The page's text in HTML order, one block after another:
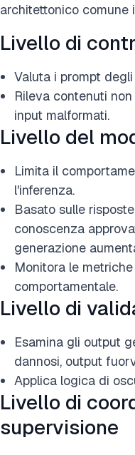
architettonico comune
Livello di
Valuta i prompt
Rileva contenuti
input malformati.
Livello del
Limita il
l'inferenza.
Basato sulle
conoscenza
generazione
Monitora le
comportamentale.
Livello di
Esamina gli output
dannosi, output
Applica logica di
Livello di
supervisione